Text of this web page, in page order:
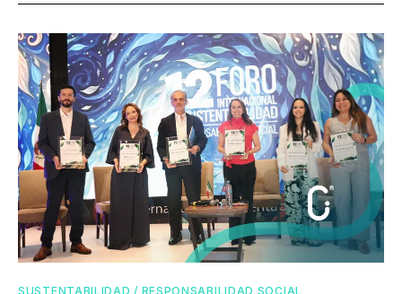
SUSTENTABILIDAD / RESPONSABILIDAD SOCIAL